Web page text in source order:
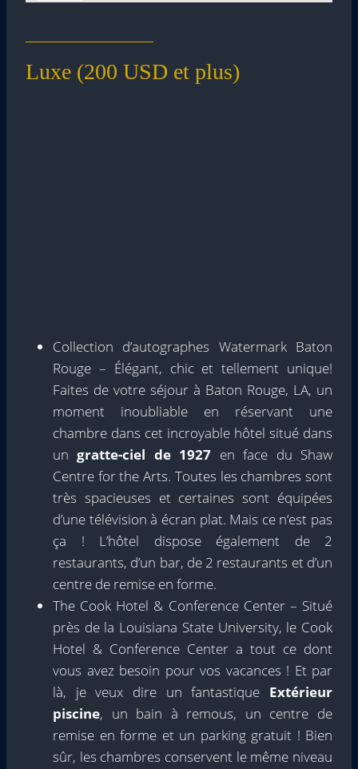
Luxe (200 USD et plus)
Collection d’autographes Watermark Baton
Rouge – Élégant, chic et tellement unique!
Faites de votre séjour à Baton Rouge, LA, un
moment inoubliable en réservant une
chambre dans cet incroyable hôtel situé dans
ungratte-ciel de 1927 en face du Shaw
Centre for the Arts. Toutes les chambres sont
très spacieuses et certaines sont équipées
d’une télévision à écran plat. Mais ce n’est pas
ça ! L’hôtel dispose également de 2
restaurants, d’un bar, de 2 restaurants et d’un
centre de remise en forme.
The Cook Hotel & Conference Center – Situé
près de la Louisiana State University, le Cook
Hotel & Conference Center a tout ce dont
vous avez besoin pour vos vacances ! Et par
là, je veux dire un fantastique Extérieur
piscine, un bain à remous, un centre de
remise en forme et un parking gratuit ! Bien
sûr, les chambres conservent le même niveau